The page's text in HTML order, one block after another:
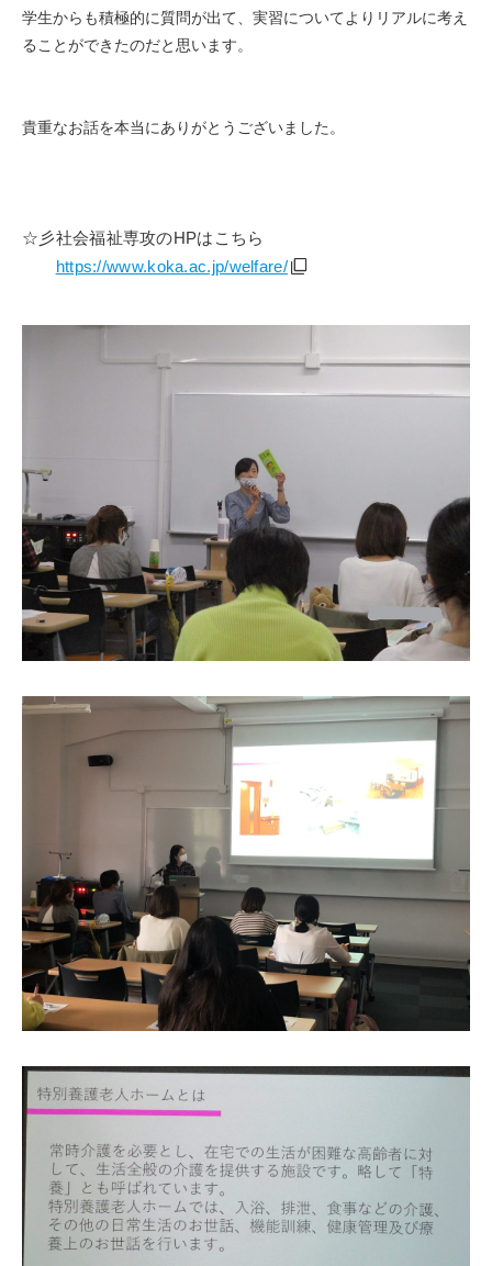
学生からも積極的に質問が出て、実習についてよりリアルに考え
ることができたのだと思います。
貴重なお話を本当にありがとうございました。
☆彡社会福祉専攻のHPはこちら
https://www.koka.ac.jp/welfare/